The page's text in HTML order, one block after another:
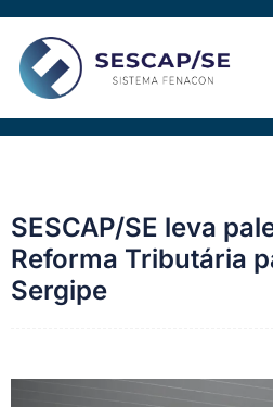
conteúdo
SESCAP/SE leva
Reforma Tributária
Sergipe